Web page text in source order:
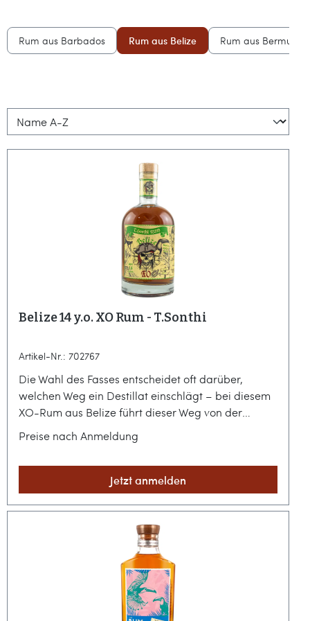
Rum aus Barbados Rum aus Belize Rum aus Bermuda
Belize 14 y.o. XO Rum - T.Sonthi
Artikel-Nr.: 702767
Die Wahl des Fasses entscheidet oft darüber,
welchen Weg ein Destillat einschlägt – bei diesem
XO-Rum aus Belize führt dieser Weg von der
tropischen Wärme Zentralamerikas bis hin zur
aromatischen Tiefe europäischer Weinbautradition.
in einer harmonischen Balance mündet und die
Geduld der Reifung spürbar macht.Karibische
Melasse trifft auf europäische WeinkulturIm Herzen
von Belize destilliert, bildet hochwertige Melasse
das Fundament für diesen charakterstarken XO-
Rum. Seine beeindruckende Tiefe verdankt er einer
14-jährigen Ruhephase in Fässern aus
amerikanischer Weißeiche, bevor ein gezieltes
Finish in ehemaligen Madeira-Weinfässern für die
Preise nach Anmeldung
Jetzt anmelden